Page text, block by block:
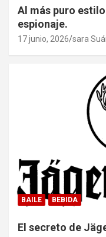
Al más puro
espionaje.
17 junio, 2026 sara
BAILE BEBIDA
El secreto de